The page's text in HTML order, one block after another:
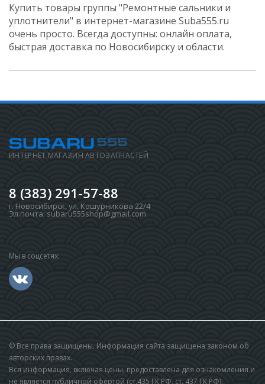
Купить товары группы "Ремонтные сальники и
уплотнители" в интернет-магазине Suba555.ru
очень просто. Всегда доступны: онлайн оплата,
быстрая доставка по Новосибирску и области.
ИНТЕРНЕТ МАГАЗИН АВТОЗАПЧАСТЕЙ
8 (383) 291-57-88
г. Новосибирск,ул. Кошурникова 22/4
Эл.почта: subaru555shop@gmail.com
Мы в соцсетях:
© Все права защищены. Информация сайта защищена законом об
авторских правах.
Вся информация, включая цены, предоставлена для ознакомления и
не является публичной офертой (ст.435 ГК РФ, cт. 437 ГК РФ).